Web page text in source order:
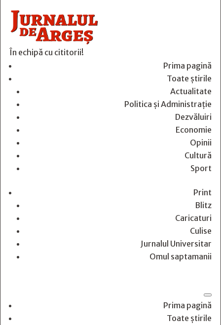
În echipă cu cititorii!
Prima pagină
Toate știrile
Actualitate
Politica și Administrație
Dezvăluiri
Economie
Opinii
Cultură
Sport
Print
Blitz
Caricaturi
Culise
Jurnalul Universitar
Omul saptamanii
Prima pagină
Toate știrile